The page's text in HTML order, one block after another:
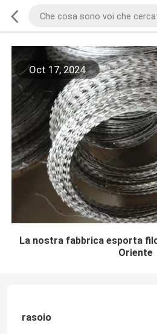
Oct 17, 2024
La nostra fabbrica esporta
Oriente
rasoio